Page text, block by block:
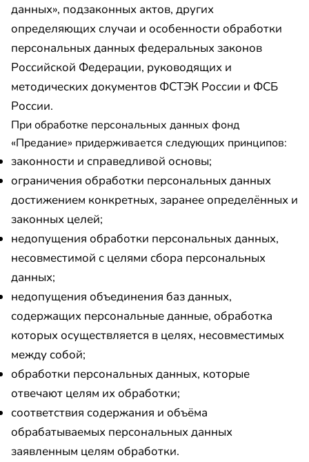
данных», подзаконных актов, других
определяющих случаи и особенности обработки
персональных данных федеральных законов
Российской Федерации, руководящих и
методических документов ФСТЭК России и ФСБ
России.
При обработке персональных данных фонд
«Предание» придерживается следующих принципов:
законности и справедливой основы;
ограничения обработки персональных данных
достижением конкретных, заранее определённых и
законных целей;
недопущения обработки персональных данных,
несовместимой с целями сбора персональных
данных;
недопущения объединения баз данных,
содержащих персональные данные, обработка
которых осуществляется в целях, несовместимых
между собой;
обработки персональных данных, которые
отвечают целям их обработки;
соответствия содержания и объёма
обрабатываемых персональных данных
заявленным целям обработки.